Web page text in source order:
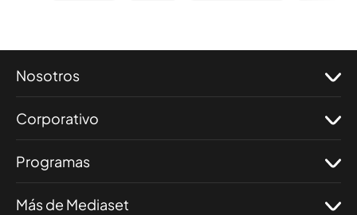
Nosotros
Corporativo
Programas
Más de Mediaset